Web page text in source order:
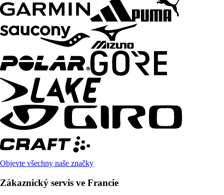
Objevte všechny naše značky
Zákaznický servis ve Francie